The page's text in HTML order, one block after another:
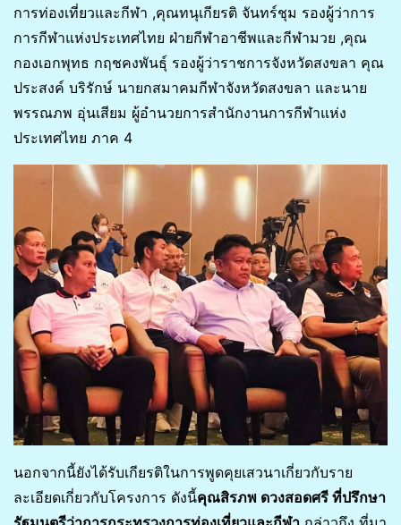
การท่องเที่ยวและกีฬา ,คุณทนุเกียรติ จันทร์ชุม รองผู้ว่าการ
การกีฬาแห่งประเทศไทย ฝ่ายกีฬาอาชีพและกีฬามวย ,คุณ
กองเอกพุทธ กฤชคงพันธุ์ รองผู้ว่าราชการจังหวัดสงขลา คุณ
ประสงค์ บริรักษ์ นายกสมาคมกีฬาจังหวัดสงขลา และนาย
พรรณภพ อุ่นเสียม ผู้อำนวยการสำนักงานการกีฬาแห่ง
ประเทศไทย ภาค 4
นอกจากนี้ยังได้รับเกียรติในการพูดคุยเสวนาเกี่ยวกับราย
ละเอียดเกี่ยวกับโครงการ ดังนี้คุณสิรภพ ดวงสอดศรี ที่ปรึกษา